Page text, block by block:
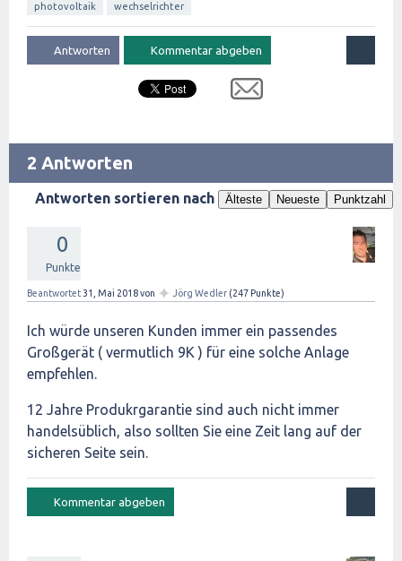
photovoltaik wechselrichter
2 Antworten
Antworten sortieren nach Älteste Neueste Punktzahl
0
Punkte
Beantwortet 31, Mai 2018von ✦ Jörg Wedler (247 Punkte)
Ich würde unseren Kunden immer ein passendes
Großgerät ( vermutlich 9K ) für eine solche Anlage
empfehlen.
12 Jahre Produkrgarantie sind auch nicht immer
handelsüblich, also sollten Sie eine Zeit lang auf der
sicheren Seite sein.